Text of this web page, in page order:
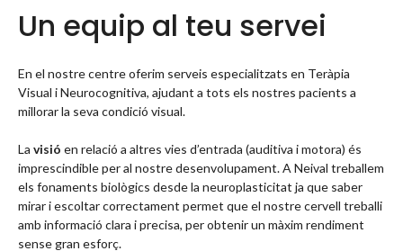
Un equip al teu servei
En el nostre centre oferim serveis especialitzats en Teràpia
Visual i Neurocognitiva, ajudant a tots els nostres pacients a
millorar la seva condició visual.
La visió en relació a altres vies d’entrada (auditiva i motora) és
imprescindible per al nostre desenvolupament. A Neival treballem
els fonaments biològics desde la neuroplasticitat ja que saber
mirar i escoltar correctament permet que el nostre cervell treballi
amb informació clara i precisa, per obtenir un màxim rendiment
sense gran esforç.